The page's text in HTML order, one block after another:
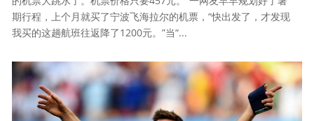
期行程，上个月就买了宁波飞海拉尔的机票，“快出发了，才发现
我买的这趟航班往返降了1200元。”当“...